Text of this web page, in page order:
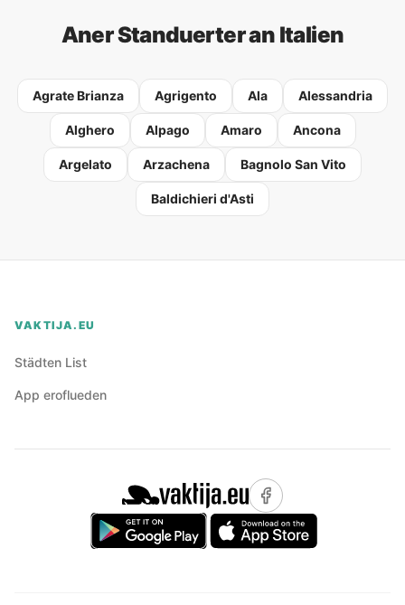
Aner Standuerter an Italien
Agrate Brianza Agrigento Ala Alessandria
Alghero Alpago Amaro Ancona
Argelato Arzachena Bagnolo San Vito
Baldichieri d'Asti
VAKTIJA.EU
Städten List
App eroflueden